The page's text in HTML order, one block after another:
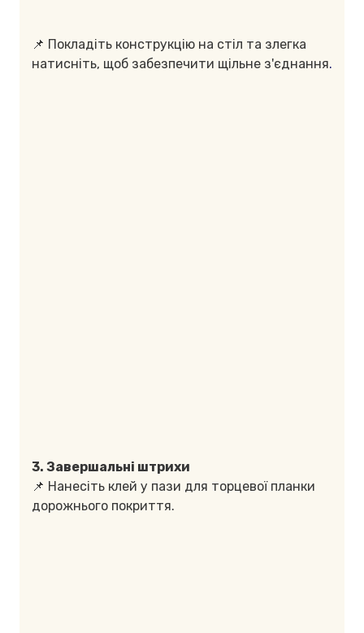
📌 Покладіть конструкцію на стіл та злегка
натисніть, щоб забезпечити щільне з'єднання.
3. Завершальні штрихи
📌 Нанесіть клей у пази для торцевої планки
дорожнього покриття.